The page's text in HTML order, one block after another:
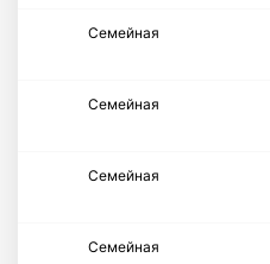
Семейная
Семейная
Семейная
Семейная